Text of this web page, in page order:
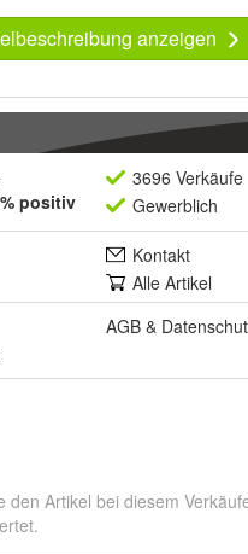
anzeigen
positiv
3696 Verkäufe
Gewerblich
Kontakt
Alle Artikel
AGB &
den Artikel bei diesem